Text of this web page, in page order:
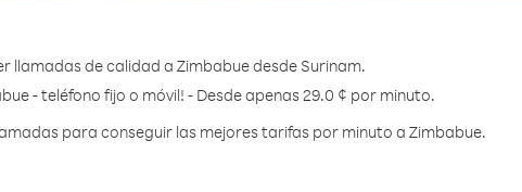
llamadas de calidad a Zimbabue desde Surinam.
- teléfono fijo o móvil! - Desde apenas 29.0 ¢ por minuto.
para conseguir las mejores tarifas por minuto a Zimbabue.